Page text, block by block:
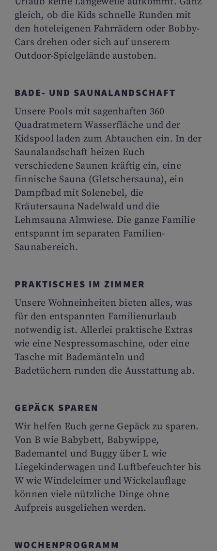
gleich, ob die Kids schnelle Runden mit
den hoteleigenen Fahrrädern oder Bobby-
Cars drehen oder sich auf unserem
Outdoor-Spielgelände austoben.
BADE- UND SAUNALANDSCHAFT
Unsere Pools mit sagenhaften 360
Quadratmetern Wasserfläche und der
Kidspool laden zum Abtauchen ein. In der
Saunalandschaft heizen Euch
verschiedene Saunen kräftig ein, eine
finnische Sauna (Gletschersauna), ein
Dampfbad mit Solenebel, die
Kräutersauna Nadelwald und die
Lehmsauna Almwiese. Die ganze Familie
entspannt im separaten Familien-
Saunabereich.
PRAKTISCHES IM ZIMMER
Unsere Wohneinheiten bieten alles, was
für den entspannten Familienurlaub
notwendig ist. Allerlei praktische Extras
wie eine Nespressomaschine, oder eine
Tasche mit Bademänteln und
Badetüchern runden die Ausstattung ab.
GEPÄCK SPAREN
Wir helfen Euch gerne Gepäck zu sparen.
Von B wie Babybett, Babywippe,
Bademantel und Buggy über L wie
Liegekinderwagen und Luftbefeuchter bis
W wie Windeleimer und Wickelauflage
können viele nützliche Dinge ohne
Aufpreis ausgeliehen werden.
WOCHENPROGRAMM